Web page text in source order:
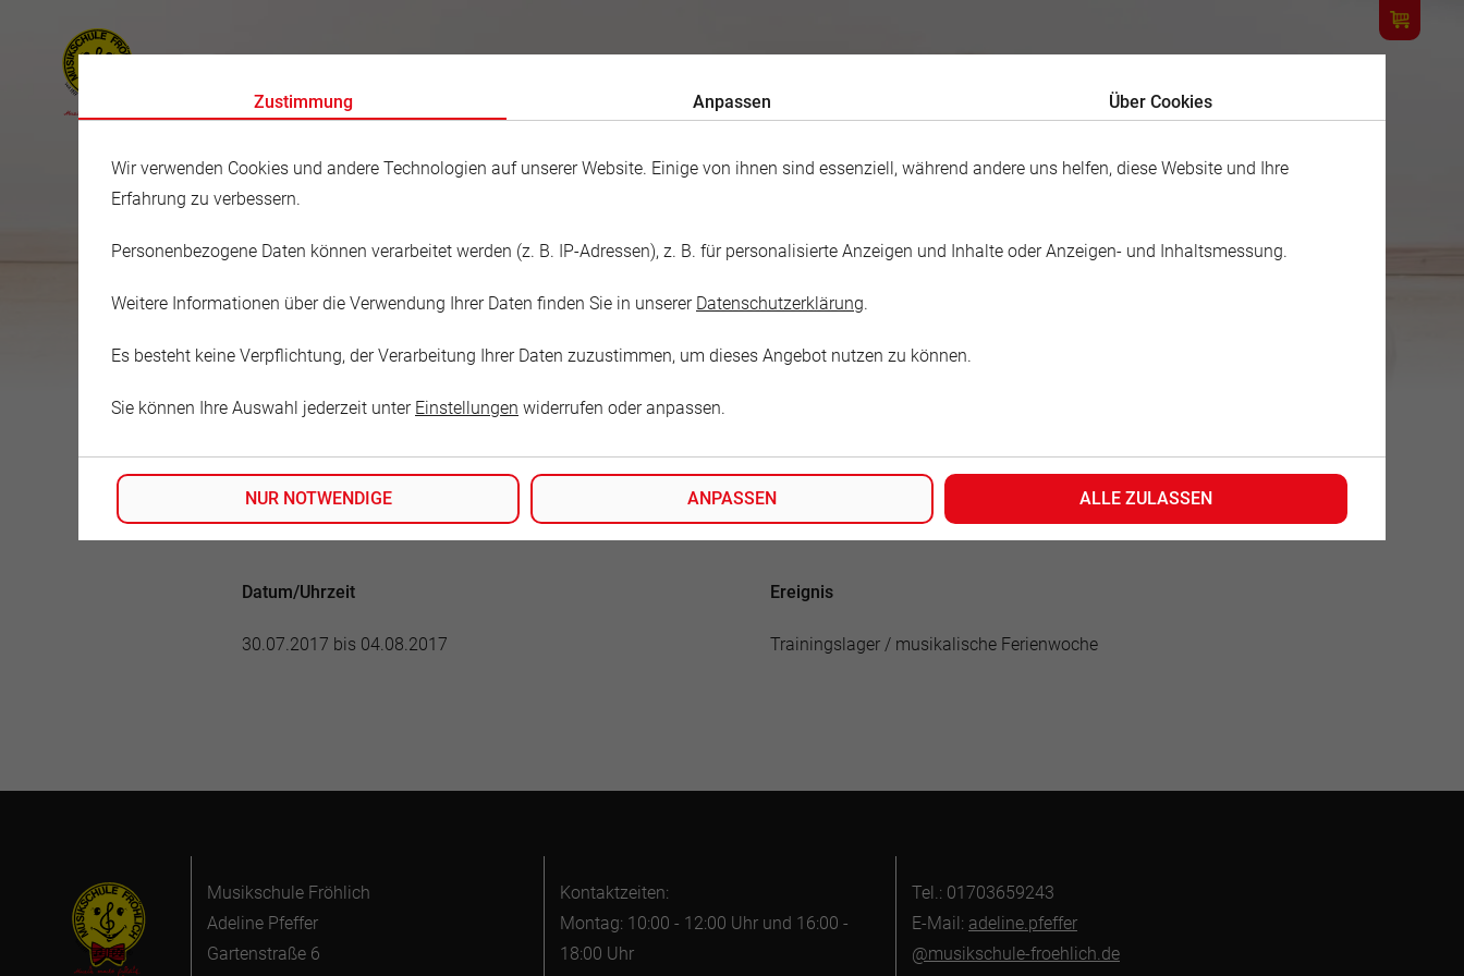
Musikschule Fröhlich
Adeline Pfeffer
Gartenstraße 6
Deutschland
Tel.: 01703659243
Datum/Uhrzeit
30.07.2017 bis 04.08.2017
Ereignis
Trainingslager / musikalische Ferienwoche
Musikschule Fröhlich
Adeline Pfeffer
Gartenstraße 6
Kontaktzeiten:
Montag: 10:00 - 12:00 Uhr und 16:00 -
18:00 Uhr
Tel.: 01703659243
E-Mail: adeline.pfeffer
@musikschule-froehlich.de
Zustimmung Anpassen Über Cookies
Wir verwenden Cookies und andere Technologien auf unserer Website. Einige von ihnen sind essenziell, während andere uns helfen, diese Website und Ihre
Erfahrung zu verbessern.
Personenbezogene Daten können verarbeitet werden (z. B. IP-Adressen), z. B. für personalisierte Anzeigen und Inhalte oder Anzeigen- und Inhaltsmessung.
Weitere Informationen über die Verwendung Ihrer Daten finden Sie in unserer Datenschutzerklärung.
Es besteht keine Verpflichtung, der Verarbeitung Ihrer Daten zuzustimmen, um dieses Angebot nutzen zu können.
Sie können Ihre Auswahl jederzeit unter Einstellungen widerrufen oder anpassen.
NUR NOTWENDIGE ANPASSEN ALLE ZULASSEN